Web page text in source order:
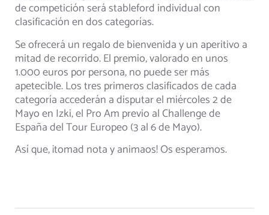
de competición será stableford individual con
clasificación en dos categorías.
Se ofrecerá un regalo de bienvenida y un aperitivo a
mitad de recorrido. El premio, valorado en unos
1.000 euros por persona, no puede ser más
apetecible. Los tres primeros clasificados de cada
categoría accederán a disputar el miércoles 2 de
Mayo en Izki, el Pro Am previo al Challenge de
España del Tour Europeo (3 al 6 de Mayo).
Así que, ¡tomad nota y animaos! Os esperamos.